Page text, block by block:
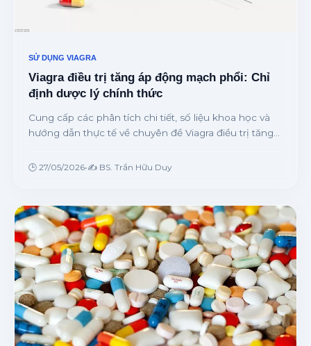
SỬ DỤNG VIAGRA
Viagra điều trị tăng áp động mạch phổi: Chỉ
định dược lý chính thức
Cung cấp các phân tích chi tiết, số liệu khoa học và
hướng dẫn thực tế về chuyên đề Viagra điều trị tăng
chuyên gia.
🕒 27/05/2026•✍️ BS. Trần Hữu Duy